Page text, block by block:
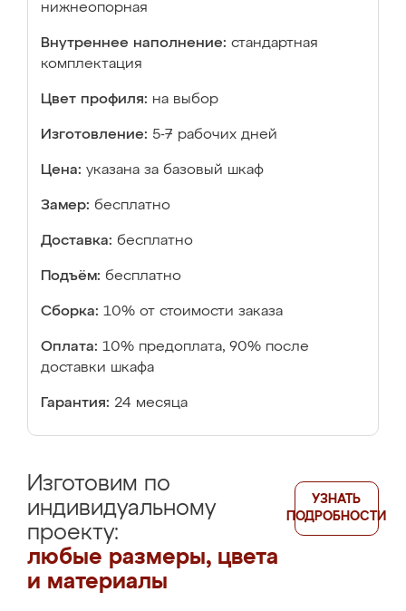
нижнеопорная
Внутреннее наполнение: стандартная
комплектация
Цвет профиля: на выбор
Изготовление: 5-7 рабочих дней
Цена: указана за базовый шкаф
Замер: бесплатно
Доставка: бесплатно
Подъём: бесплатно
Сборка: 10% от стоимости заказа
Оплата: 10% предоплата, 90% после
доставки шкафа
Гарантия: 24 месяца
Изготовим по
индивидуальному
проекту:
любые размеры, цвета
и материалы
УЗНАТЬ
ПОДРОБНОСТИ